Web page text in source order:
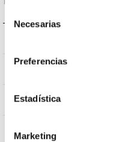
de Necesarias
Preferencias
Estadística
Marketing
Body color